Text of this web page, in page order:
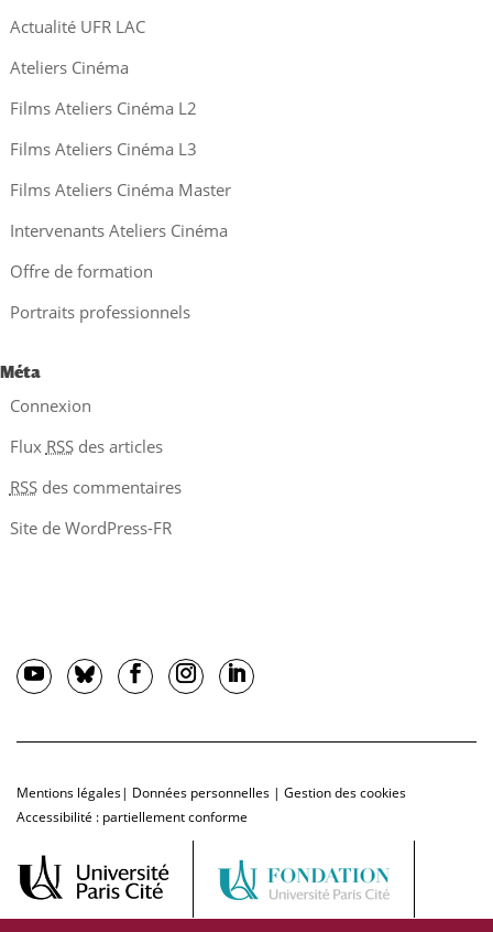
Actualité UFR LAC
Ateliers Cinéma
Films Ateliers Cinéma L2
Films Ateliers Cinéma L3
Films Ateliers Cinéma Master
Intervenants Ateliers Cinéma
Offre de formation
Portraits professionnels
Méta
Connexion
Flux RSSdes articles
RSSdes commentaires
Site de WordPress-FR
Mentions légales| Données personnelles | Gestion des cookies
Accessibilité : partiellement conforme